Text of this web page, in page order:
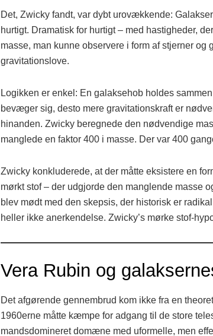
Det, Zwicky fandt, var dybt urovækkende:
hurtigt. Dramatisk for hurtigt – med hastigheder,
masse, man kunne observere i form af stjerner
gravitationslove.
Logikken er enkel: En galaksehob holdes
bevæger sig, desto mere gravitationskraft er
hinanden. Zwicky beregnede den nødvendige
manglede en faktor 400 i masse. Der var 400
Zwicky konkluderede, at der måtte eksistere en
mørkt stof – der udgjorde den manglende masse
blev mødt med den skepsis, der historisk er
heller ikke anerkendelse. Zwicky’s mørke stof-
Vera Rubin og
Det afgørende gennembrud kom ikke fra en
1960erne måtte kæmpe for adgang til de store
mandsdomineret domæne med uformelle, men